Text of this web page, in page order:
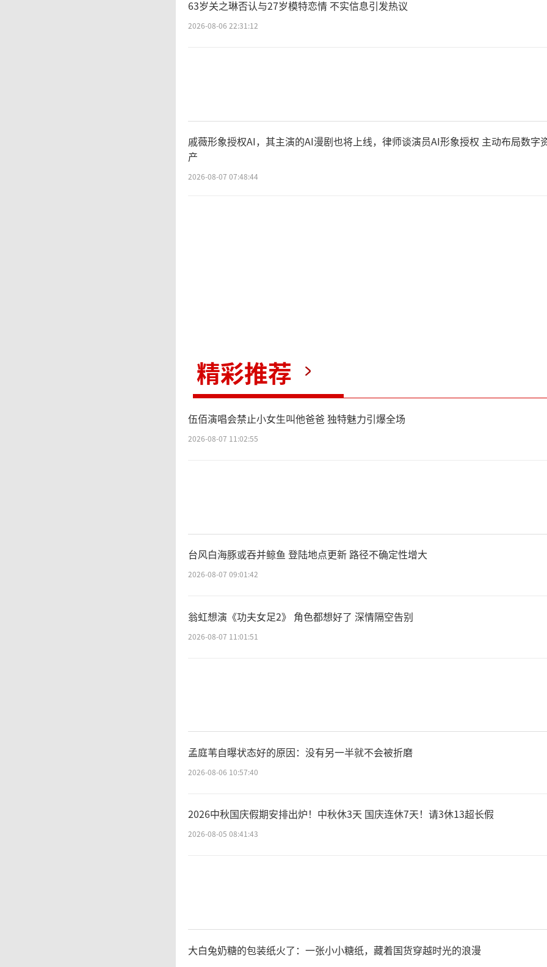
63岁关之琳否认与27岁模特恋情 不实信息引发热议
2026-08-06 22:31:12
戚薇形象授权AI，其主演的AI漫剧也将上线，律师谈演员AI形象授权 主动布局数字
产
2026-08-07 07:48:44
精彩推荐
伍佰演唱会禁止小女生叫他爸爸 独特魅力引爆全场
2026-08-07 11:02:55
台风白海豚或吞并鲸鱼 登陆地点更新 路径不确定性增大
2026-08-07 09:01:42
翁虹想演《功夫女足2》 角色都想好了 深情隔空告别
2026-08-07 11:01:51
孟庭苇自曝状态好的原因：没有另一半就不会被折磨
2026-08-06 10:57:40
2026中秋国庆假期安排出炉！中秋休3天 国庆连休7天！请3休13超长假
2026-08-05 08:41:43
大白兔奶糖的包装纸火了：一张小小糖纸，藏着国货穿越时光的浪漫